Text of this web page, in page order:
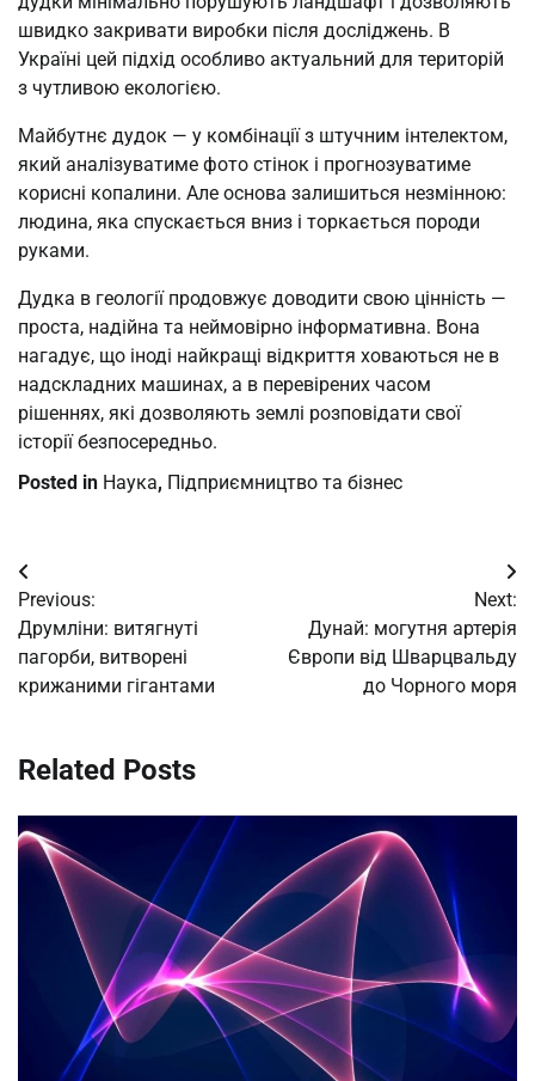
швидко закривати виробки після досліджень. В
Україні цей підхід особливо актуальний для територій
з чутливою екологією.
Майбутнє дудок — у комбінації з штучним інтелектом,
який аналізуватиме фото стінок і прогнозуватиме
корисні копалини. Але основа залишиться незмінною:
людина, яка спускається вниз і торкається породи
руками.
Дудка в геології продовжує доводити свою цінність —
проста, надійна та неймовірно інформативна. Вона
нагадує, що іноді найкращі відкриття ховаються не в
надскладних машинах, а в перевірених часом
рішеннях, які дозволяють землі розповідати свої
історії безпосередньо.
Posted in Наука, Підприємництво та бізнес
Post
navigation
Previous:
Друмліни: витягнуті
пагорби, витворені
крижаними гігантами
Next:
Дунай: могутня артерія
Європи від Шварцвальду
до Чорного моря
Related Posts